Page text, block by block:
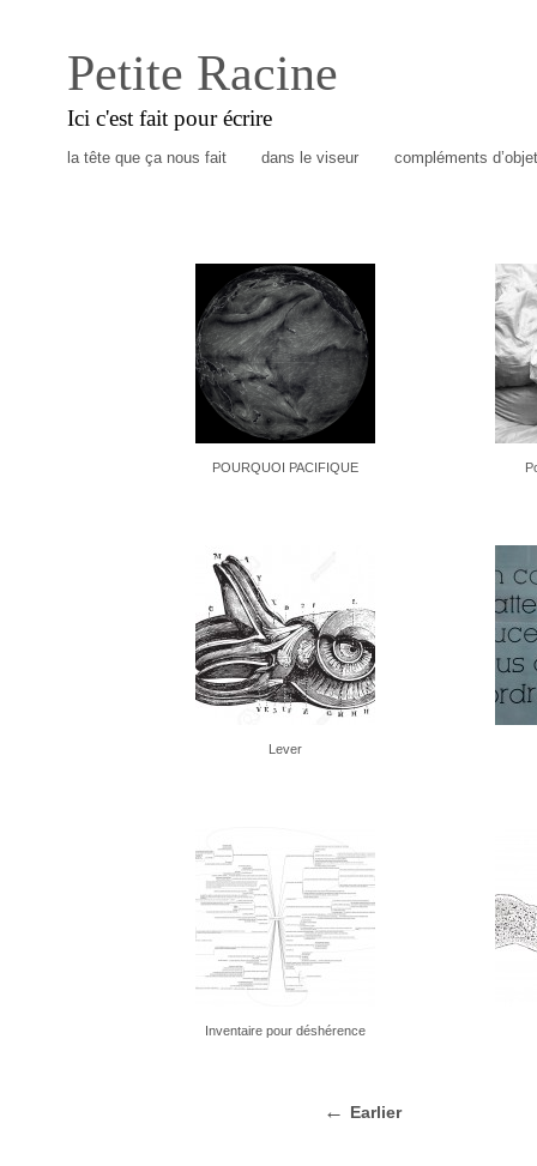
Petite Racine
Ici c'est fait pour écrire
la tête que ça nous fait dans le viseur compléments
POURQUOI PACIFIQUE
Lever
Inventaire pour déshérence
Earlier